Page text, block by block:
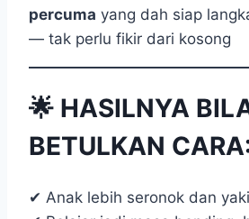
percuma yang dah siap
— tak perlu fikir dari kosong
🌟 HASILNYA
BETULKAN
✔ Anak lebih seronok dan